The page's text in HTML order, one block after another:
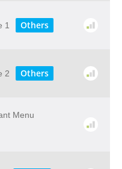
1 Others
2 Others
Menu